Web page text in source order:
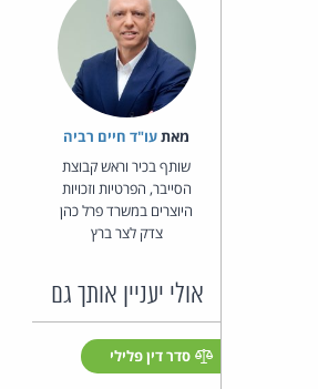
מאת‏עו"ד חיים רביה
שותף בכיר וראש קבוצת
הסייבר, הפרטיות וזכויות
היוצרים במשרד פרל כהן
צדק לצר ברץ
אולי יעניין אותך גם
סדר דין פלילי